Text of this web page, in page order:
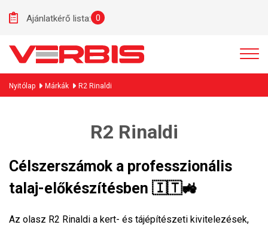
Ajánlatkérő lista: 0
Nyitólap Márkák R2 Rinaldi
R2 Rinaldi
Célszerszámok a professzionális
talaj-előkészítésben 🇮🇹🚜
Az olasz R2 Rinaldi a kert- és tájépítészeti kivitelezések,